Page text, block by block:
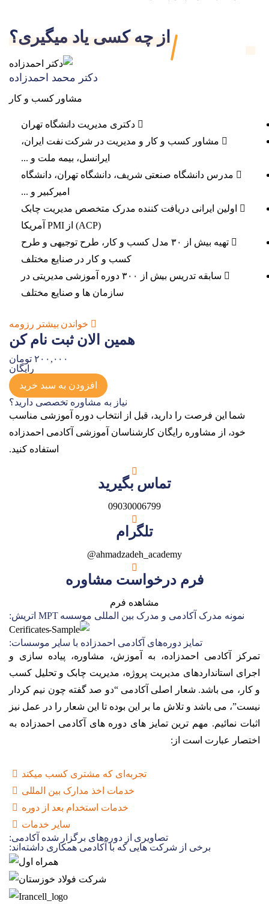
از چه کسی یاد میگیری؟
دکتر محمد احمدزاده
مشاور کسب و کار
دکتری مدیریت دانشگاه تهران
مشاور کسب و کار و مدیریت در شرکت نفت ایران،
ایرانسل، بیمه ملت و ...
مدرس دانشگاه صنعتی شریف، دانشگاه تهران، دانشگاه
امیرکبیر و ...
اولین ایرانی دریافت کننده مدرک متخصص مدیریت چابک
(ACP) از PMI آمریکا
تهیه بیش از ۳۰ مدل کسب و کار، طرح توجیهی و طرح
کسب و کار در صنایع مختلف
سابقه تدریس بیش از ۳۰۰ دوره آموزشی مدیریتی در
سازمان ها و صنایع مختلف
خواندن بیشتر رزومه
همین الان ثبت نام کن
۲۰۰,۰۰۰ تومان
رایگان
افزودن به سبد خرید
نیاز به مشاوره تخصصی دارید؟
شما این فرصت را دارید، قبل از انتخاب دوره آموزشی مناسب
خود، از مشاوره رایگان کارشناسان آموزشی آکادمی احمدزاده
استفاده کنید.
تماس بگیرید
09030006799
تلگرام
ahmadzadeh_academy@
فرم درخواست مشاوره
مشاهده فرم
نمونه مدرک آکادمی و مدرک بین المللی موسسه MPT اتریش:
تمایز دوره‌های آکادمی احمدزاده با سایر موسسات:
تمرکز آکادمی احمدزاده، به آموزش، مشاوره، پیاده سازی و
اجرای استانداردهای مدیریت پروژه، مدیریت چابک و تحلیل کسب
و کار، می باشد. شعار اصلی آکادمی “دو صد گفته چون نیم کردار
نیست”، می باشد و تلاش ما بر این بوده تا این شعار را در عمل نیز
اثبات نمائیم. مهم ترین تمایز های دوره های آکادمی احمدزاده به
اختصار عبارت است از:
تجربه‌ای که مشتری کسب میکند
خدمات اخذ مدارک بین المللی
خدمات استخدام بعد از دوره
سایر خدمات
تصاویری از دوره‌های برگزار شده آکادمی:
برخی از شرکت هایی که با آکادمی همکاری داشته‌اند: